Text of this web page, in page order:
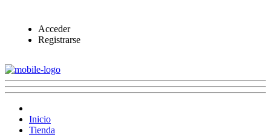
Acceder
Registrarse
Inicio
Tienda